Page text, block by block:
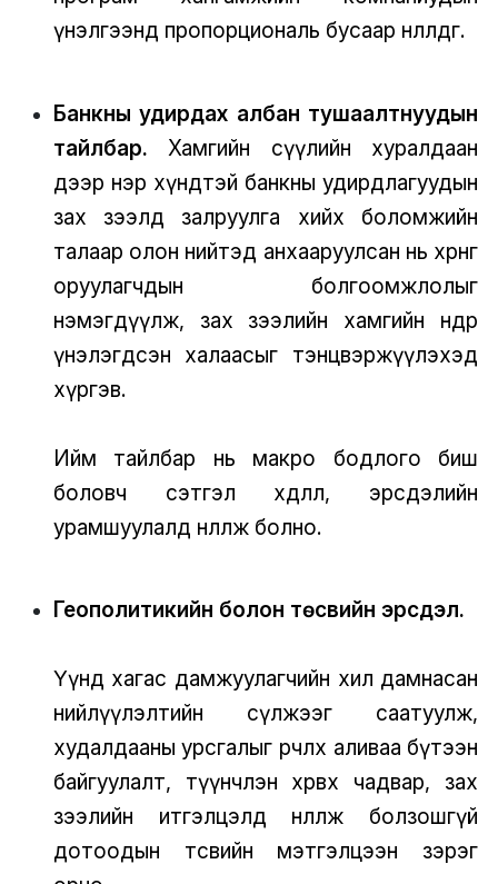
үнэлгээнд пропорциональ бусаар нөлөөлдөг.
Банкны удирдах албан тушаалтнуудын
тайлбар. Хамгийн сүүлийн хуралдаан
дээр нэр хүндтэй банкны удирдлагуудын
зах зээлд залруулга хийх боломжийн
талаар олон нийтэд анхааруулсан нь хөрөнгө
оруулагчдын болгоомжлолыг
нэмэгдүүлж, зах зээлийн хамгийн өндөр
үнэлэгдсэн халаасыг тэнцвэржүүлэхэд
хүргэв.
Ийм тайлбар нь макро бодлого биш
боловч сэтгэл хөдлөл, эрсдэлийн
урамшуулалд нөлөөлж болно.
Геополитикийн болон төсвийн эрсдэл.
Үүнд хагас дамжуулагчийн хил дамнасан
нийлүүлэлтийн сүлжээг саатуулж,
худалдааны урсгалыг өөрчлөх аливаа бүтээн
байгуулалт, түүнчлэн хөрвөх чадвар, зах
зээлийн итгэлцэлд нөлөөлж болзошгүй
дотоодын төсвийн мэтгэлцээн зэрэг